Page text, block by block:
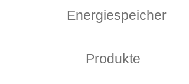
Energiespeicher
Produkte